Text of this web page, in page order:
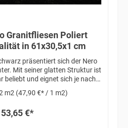
Granitfliesen Poliert
in 61x30,5x1 cm
präsentiert sich der Nero
Mit seiner glatten Struktur ist
beliebt und eignet sich je nach
für modernes Design oder
Ambiente.
m2 (47,90 €* / 1 m2)
53,65 €*